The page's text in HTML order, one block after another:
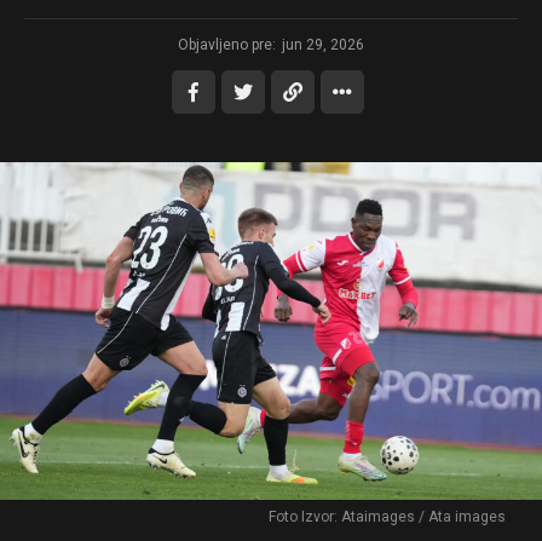
Objavljeno pre: jun 29, 2026
Foto Izvor: Ataimages / Ata images